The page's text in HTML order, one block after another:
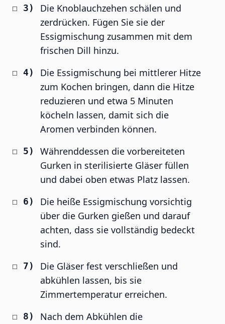
Die Knoblauchzehen schälen und
zerdrücken. Fügen Sie sie der
Essigmischung zusammen mit dem
frischen Dill hinzu.
Die Essigmischung bei mittlerer Hitze
zum Kochen bringen, dann die Hitze
reduzieren und etwa 5 Minuten
köcheln lassen, damit sich die
Aromen verbinden können.
Währenddessen die vorbereiteten
Gurken in sterilisierte Gläser füllen
und dabei oben etwas Platz lassen.
Die heiße Essigmischung vorsichtig
über die Gurken gießen und darauf
achten, dass sie vollständig bedeckt
sind.
Die Gläser fest verschließen und
abkühlen lassen, bis sie
Zimmertemperatur erreichen.
Nach dem Abkühlen die